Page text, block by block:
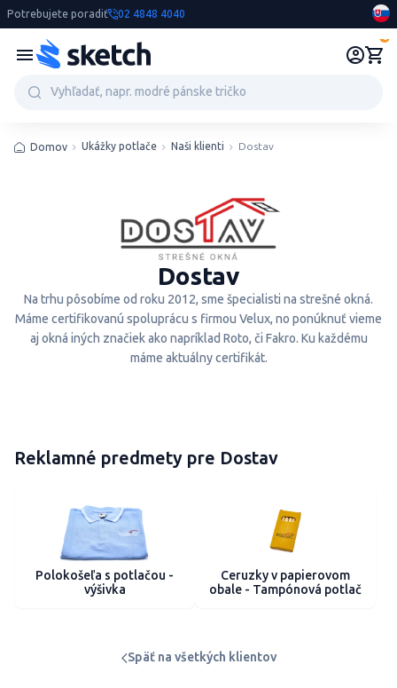
Potrebujete poradiť 02 4848 4040
Domov Ukážky potlače Naši klienti Dostav
Dostav
Na trhu pôsobíme od roku 2012, sme špecialisti na strešné okná.
Máme certifikovanú spoluprácu s firmou Velux, no ponúknuť vieme
aj okná iných značiek ako napríklad Roto, či Fakro. Ku každému
máme aktuálny certifikát.
Reklamné predmety pre Dostav
Polokošeľa s potlačou -
výšivka
Ceruzky v papierovom
obale - Tampónová potlač
Späť na všetkých klientov